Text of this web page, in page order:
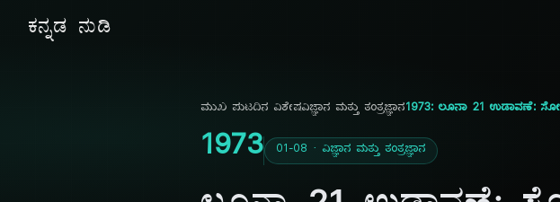
ಕನ್ನಡ ನುಡಿ
ಮುಖ ಪುಟದಿನ ವಿಶೇಷವಿಜ್ಞಾನ ಮತ್ತು ತಂತ್ರಜ್ಞಾನ1973: ಲೂನಾ 21 ಉಡಾವಣೆ:
1973 01-08 · ವಿಜ್ಞಾನ ಮತ್ತು ತಂತ್ರಜ್ಞಾನ